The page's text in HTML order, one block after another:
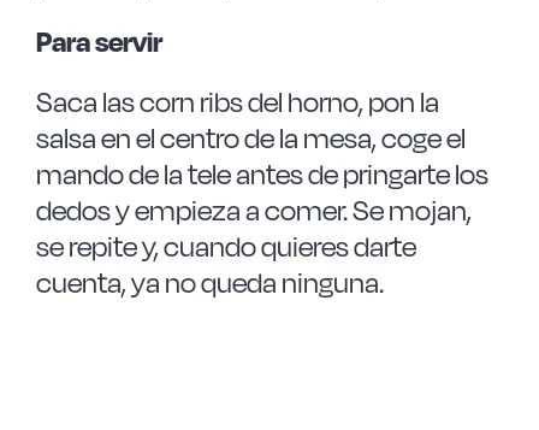
Para servir
Saca las corn ribs del horno, pon la
salsa en el centro de la mesa, coge el
mando de la tele antes de pringarte los
dedos y empieza a comer. Se mojan,
se repite y, cuando quieres darte
cuenta, ya no queda ninguna.